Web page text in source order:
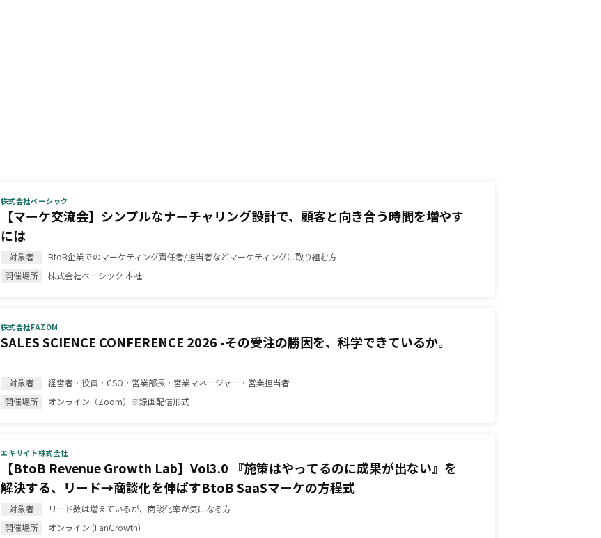
株式会社ベーシック
【マーケ交流会】シンプルなナーチャリング設計で、顧客と向き合う時間を増やす
には
BtoB企業でのマーケティング責任者/担当者などマーケティングに取り組む方
株式会社ベーシック 本社
株式会社FAZOM
SALES SCIENCE CONFERENCE 2026 -その受注の勝因を、科学できているか。
経営者・役員・CSO・営業部長・営業マネージャー・営業担当者
オンライン（Zoom）※録画配信形式
エキサイト株式会社
【BtoB Revenue Growth Lab】Vol3.0 『施策はやってるのに成果が出ない』を
解決する、リード→商談化を伸ばすBtoB SaaSマーケの方程式
リード数は増えているが、商談化率が気になる方
オンライン (FanGrowth)